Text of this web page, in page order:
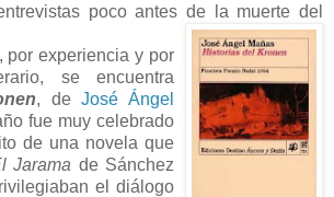
poco antes de la muerte del
por experiencia y por
se encuentra
, de José Ángel
fue muy celebrado
de una novela que
Jarama de Sánchez
el diálogo